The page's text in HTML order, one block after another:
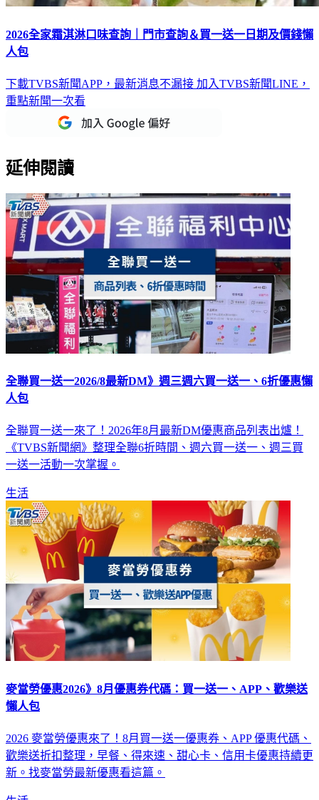
2026全家霜淇淋口味查詢｜門市查詢＆買一送一日期及價錢懶
人包
下載TVBS新聞APP，最新消息不漏接 加入TVBS新聞LINE，
重點新聞一次看
延伸閱讀
全聯買一送一2026/8最新DM》週三週六買一送一、6折優惠懶
人包
全聯買一送一來了！2026年8月最新DM優惠商品列表出爐！
《TVBS新聞網》整理全聯6折時間、週六買一送一、週三買
一送一活動一次掌握。
生活
麥當勞優惠2026》8月優惠券代碼：買一送一、APP、歡樂送
懶人包
2026 麥當勞優惠來了！8月買一送一優惠券、APP 優惠代碼、
歡樂送折扣整理，早餐、得來速、甜心卡、信用卡優惠持續更
新。找麥當勞最新優惠看這篇。